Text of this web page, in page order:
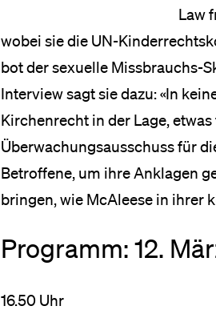
Law
wobei sie die UN-
bot der sexuelle Missbrauchs-
Interview sagt sie dazu: «In
Kirchenrecht in der Lage,
Überwachungsausschuss für
Betroffene, um ihre Anklagen
bringen, wie McAleese in ihrer
Programm: 12.
16.50 Uhr